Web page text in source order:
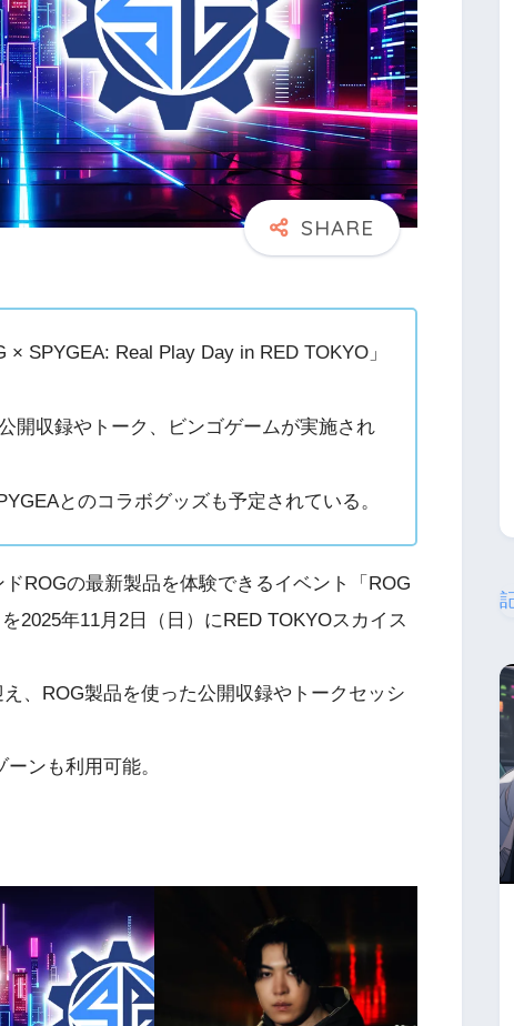
SPYGEA: Real Play Day in RED TOKYO」
開収録やトーク、ビンゴゲームが実施され
とのコラボグッズも予定されている。
ROGの最新製品を体験できるイベント「ROG
2025年11月2日（日）にRED TOKYOスカイス
、ROG製品を使った公開収録やトークセッシ
ンも利用可能。